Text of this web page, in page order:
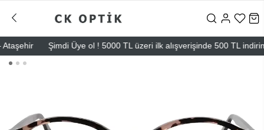
Şimdi Üye ol ! 5000 TL üzeri ilk alışverişinde 500 TL indirim